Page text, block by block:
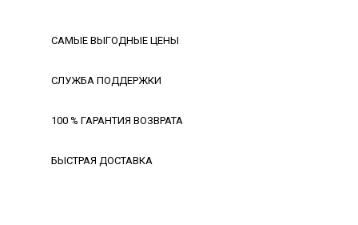
САМЫЕ ВЫГОДНЫЕ ЦЕНЫ
СЛУЖБА ПОДДЕРЖКИ
100 % ГАРАНТИЯ ВОЗВРАТА
БЫСТРАЯ ДОСТАВКА